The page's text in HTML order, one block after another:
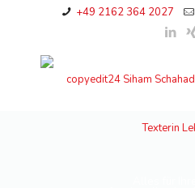
+49 2162 364 2027